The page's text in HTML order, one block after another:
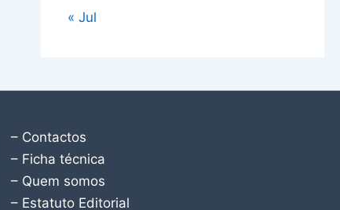
« Jul
– Contactos
– Ficha técnica
– Quem somos
– Estatuto Editorial